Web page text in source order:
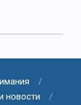
новости